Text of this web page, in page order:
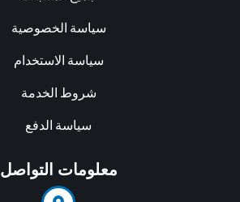
سياسة الخصوصية
سياسة الاستخدام
شروط الخدمة
سياسة الدفع
معلومات التواصل